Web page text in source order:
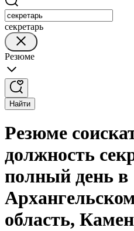
секретарь
Резюме
Найти
Резюме
должность
полный день в
область,